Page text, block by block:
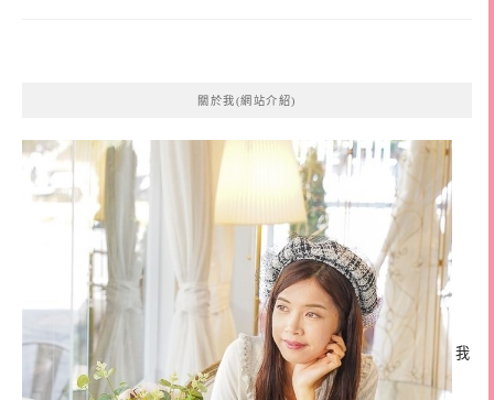
關於我(網站介紹)
我